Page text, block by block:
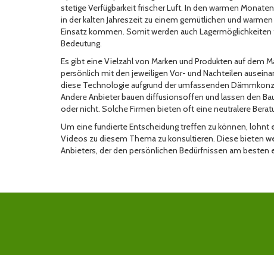
stetige Verfügbarkeit frischer Luft. In den warmen
in der kalten Jahreszeit zu einem gemütlichen und
Einsatz kommen. Somit werden auch
Bedeutung.
Es gibt eine Vielzahl von Marken und Produkten auf dem
persönlich mit den jeweiligen Vor- und Nachteilen
diese Technologie aufgrund der umfassenden
Andere Anbieter bauen diffusionsoffen und lassen den
oder nicht. Solche Firmen bieten oft eine neutralere
Um eine fundierte Entscheidung treffen zu können, lohnt
Videos zu diesem Thema zu konsultieren. Diese bieten
Anbieters, der den persönlichen Bedürfnissen am